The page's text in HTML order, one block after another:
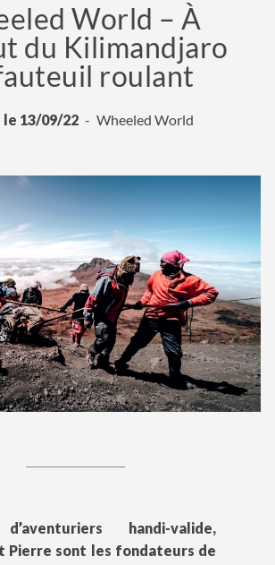
World – À
du Kilimandjaro
roulant
le 13/09/22 Wheeled World
handi-valide,
Pierre sont les fondateurs de